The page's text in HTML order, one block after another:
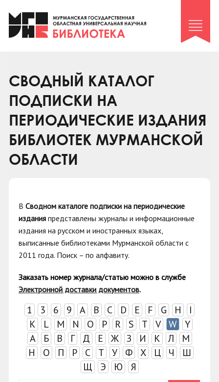
Клуб «Гиря и сельдерей»
Клуб «Семейный архив»
Коллегам
Контакты
СВОДНЫЙ КАТАЛОГ
ПОДПИСКИ НА
ПЕРИОДИЧЕСКИЕ ИЗДАНИЯ
БИБЛИОТЕК МУРМАНСКОЙ
ОБЛАСТИ
В Сводном каталоге подписки на периодические
издания представлены журналы и информационные
издания на русском и иностранных языках,
выписанные библиотеками Мурманской области с
2011 года. Поиск – по алфавиту.
Заказать номер журнала/статью можно в службе
Электронной доставки документов.
1 3 6 9 A B C D E F G H
I
K
L M N O P R S T V W
Y
А
Б В Г Д Е Ж З И К Л
М
Н
О П Р С Т У Ф Х Ц Ч
Ш
Щ
Э Ю Я